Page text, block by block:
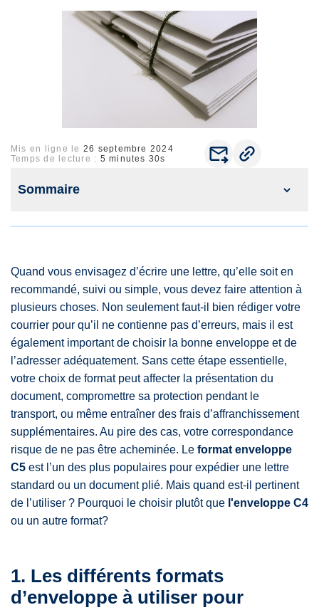
17h seront traités au plus vite le lendemain. Les courriers validés le weekend
Formats des adresses : afin de garantir le bon acheminement de vos
courriers, il est fortement recommandé de n'utiliser que l'alphabet latin sur
notre site.
Mis en ligne le 26 septembre 2024
Temps de lecture : 5 minutes 30s
Sommaire
1.3. C'est quoi une enveloppe C5?
2. Choisir le bon format d’enveloppe pour votre lettre
2.1. Comment calculer la taille d'une enveloppe?
2.2. Combien de feuilles A4 peuvent tenir dans une
enveloppe C4?
2.3. Pouvez-vous poster des enveloppes C4?
Le format enveloppe C5 : un choix judicieux
Quand vous envisagez d’écrire une lettre, qu’elle soit en
recommandé, suivi ou simple, vous devez faire attention à
plusieurs choses. Non seulement faut-il bien rédiger votre
courrier pour qu’il ne contienne pas d’erreurs, mais il est
également important de choisir la bonne enveloppe et de
l’adresser adéquatement. Sans cette étape essentielle,
votre choix de format peut affecter la présentation du
document, compromettre sa protection pendant le
transport, ou même entraîner des frais d’affranchissement
supplémentaires. Au pire des cas, votre correspondance
risque de ne pas être acheminée. Le format enveloppe
C5 est l’un des plus populaires pour expédier une lettre
standard ou un document plié. Mais quand est-il pertinent
de l’utiliser ? Pourquoi le choisir plutôt que l'enveloppe C4
ou un autre format?
1. Les différents formats
d’enveloppe à utiliser pour